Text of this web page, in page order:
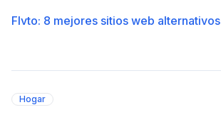
Flvto: 8 mejores sitios web alternativos
Hogar